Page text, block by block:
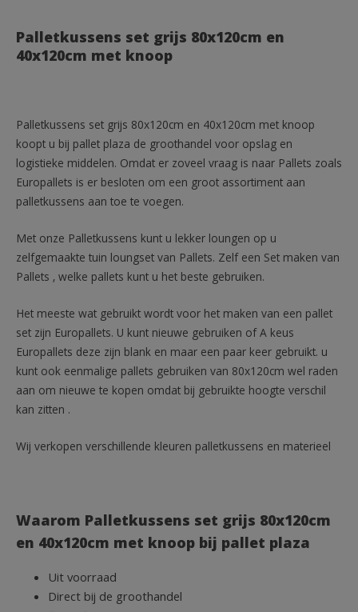
Palletkussens set grijs 80x120cm en
40x120cm met knoop
Palletkussens set grijs 80x120cm en 40x120cm met knoop
koopt u bij pallet plaza de groothandel voor opslag en
logistieke middelen. Omdat er zoveel vraag is naar Pallets zoals
Europallets is er besloten om een groot assortiment aan
palletkussens aan toe te voegen.
Met onze Palletkussens kunt u lekker loungen op u
zelfgemaakte tuin loungset van Pallets. Zelf een Set maken van
Pallets , welke pallets kunt u het beste gebruiken.
Het meeste wat gebruikt wordt voor het maken van een pallet
set zijn Europallets. U kunt nieuwe gebruiken of A keus
Europallets deze zijn blank en maar een paar keer gebruikt. u
kunt ook eenmalige pallets gebruiken van 80x120cm wel raden
aan om nieuwe te kopen omdat bij gebruikte hoogte verschil
kan zitten .
Wij verkopen verschillende kleuren palletkussens en materieel
Waarom Palletkussens set grijs 80x120cm
en 40x120cm met knoop bij pallet plaza
Uit voorraad
Direct bij de groothandel